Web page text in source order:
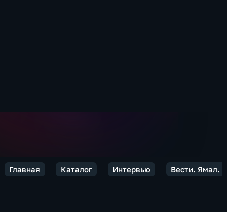
Главная Каталог Интервью Вести. Ямал.